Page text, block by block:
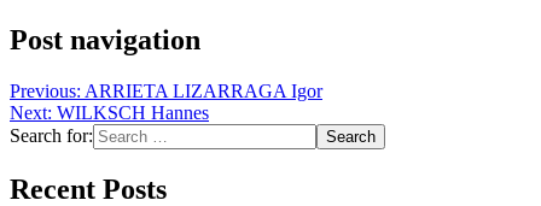
Post navigation
Previous: ARRIETA LIZARRAGA Igor
Next: WILKSCH Hannes
Search for:
Recent Posts